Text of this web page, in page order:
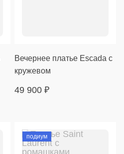
Вечернее платье Escada с
кружевом
49 900 ₽
подиум